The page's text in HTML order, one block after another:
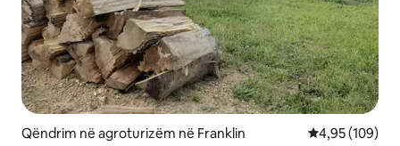
Qëndrim në agroturizëm në Franklin Vlerësimi
4,95 (109)